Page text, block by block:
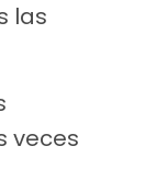
las
veces